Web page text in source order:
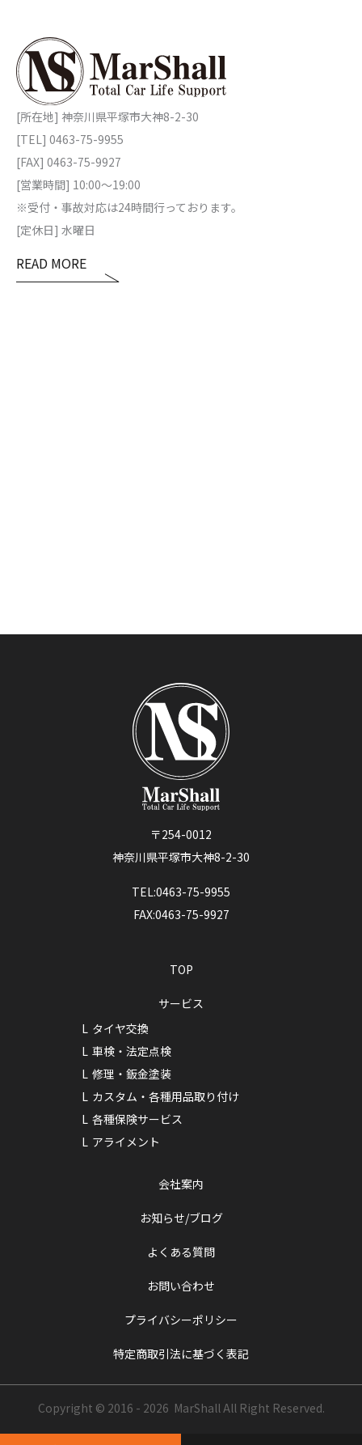
[所在地] 神奈川県平塚市大神8-2-30
[TEL] 0463-75-9955
[FAX] 0463-75-9927
[営業時間] 10:00～19:00
※受付・事故対応は24時間行っております。
[定休日] 水曜日
READ MORE
〒254-0012
神奈川県平塚市大神8-2-30
TEL:0463-75-9955
FAX:0463-75-9927
TOP
サービス
タイヤ交換
車検・法定点検
修理・鈑金塗装
カスタム・各種用品取り付け
各種保険サービス
アライメント
会社案内
お知らせ/ブログ
よくある質問
お問い合わせ
プライバシーポリシー
特定商取引法に基づく表記
Copyright © 2016 - 2026 MarShallAll Right Reserved.